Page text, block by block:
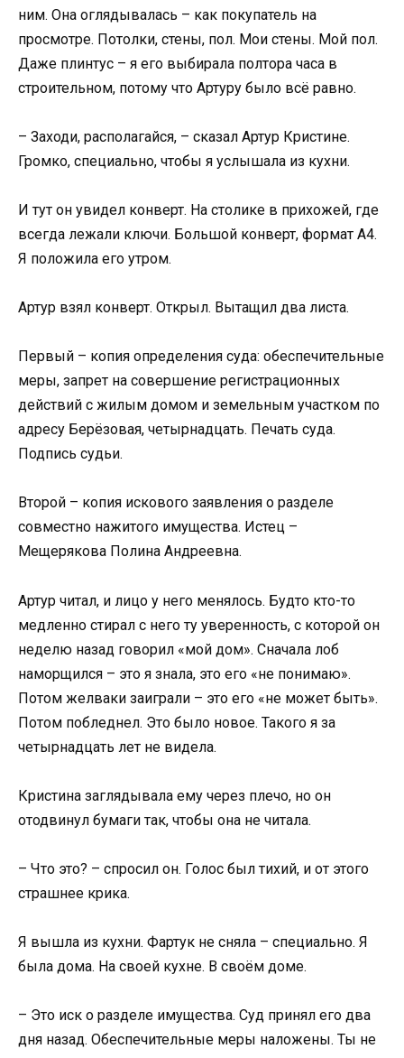
ним. Она оглядывалась – как покупатель на
просмотре. Потолки, стены, пол. Мои стены. Мой пол.
Даже плинтус – я его выбирала полтора часа в
строительном, потому что Артуру было всё равно.
– Заходи, располагайся, – сказал Артур Кристине.
Громко, специально, чтобы я услышала из кухни.
И тут он увидел конверт. На столике в прихожей, где
всегда лежали ключи. Большой конверт, формат А4.
Я положила его утром.
Артур взял конверт. Открыл. Вытащил два листа.
Первый – копия определения суда: обеспечительные
меры, запрет на совершение регистрационных
действий с жилым домом и земельным участком по
адресу Берёзовая, четырнадцать. Печать суда.
Подпись судьи.
Второй – копия искового заявления о разделе
совместно нажитого имущества. Истец –
Мещерякова Полина Андреевна.
Артур читал, и лицо у него менялось. Будто кто-то
медленно стирал с него ту уверенность, с которой он
неделю назад говорил «мой дом». Сначала лоб
наморщился – это я знала, это его «не понимаю».
Потом желваки заиграли – это его «не может быть».
Потом побледнел. Это было новое. Такого я за
четырнадцать лет не видела.
Кристина заглядывала ему через плечо, но он
отодвинул бумаги так, чтобы она не читала.
– Что это? – спросил он. Голос был тихий, и от этого
страшнее крика.
Я вышла из кухни. Фартук не сняла – специально. Я
была дома. На своей кухне. В своём доме.
– Это иск о разделе имущества. Суд принял его два
дня назад. Обеспечительные меры наложены. Ты не